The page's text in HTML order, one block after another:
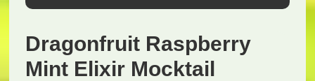
Dragonfruit Raspberry
Mint Elixir Mocktail